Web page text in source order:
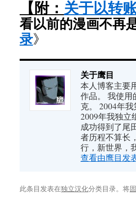
【附： 关于以转
看以前的漫画不再
录》
关于鹰目
本人博客主要
作品。 我使用
克。 2004年
2009年我独立
成功得到了尾
者历程不算长
行，新世界，
查看由鹰目发
此条目发表在独立汉化分类目录。将